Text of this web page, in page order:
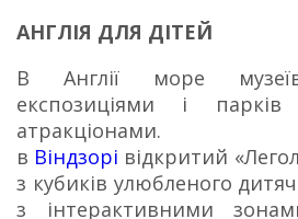
АНГЛІЯ ДЛЯ ДІТЕЙ
В Англії море
експозиціями і
в Віндзорі відкритий
з кубиків улюбленого
з інтерактивними